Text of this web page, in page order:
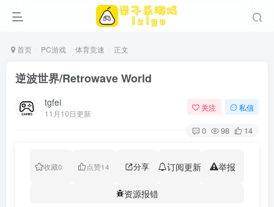
首页 PC游戏 体育竞速 正文
逆波世界/Retrowave World
tgfei
11月10日更新
关注 私信
0 98 14
收藏0 点赞14 分享 订阅更新 举报
资源报错